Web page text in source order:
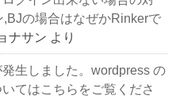
の場合はなぜかRinkerで
ナサン より
生しました。wordpress の
てはこちらをご覧くださ